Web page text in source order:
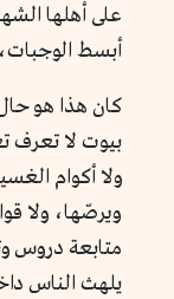
على أهلها
أبسط
كان هذا هو
بيوت لا تعرف
ولا أكوام
ويرصّها، ولا
متابعة دروس
يلهث الناس